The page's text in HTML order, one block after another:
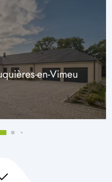
en-Vimeu